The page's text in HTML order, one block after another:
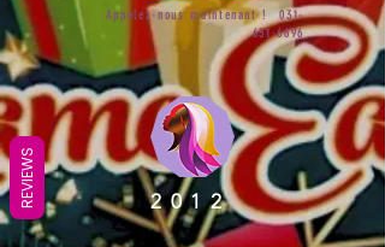
Appelez-nous maintenant !031-
651-6696
2012
REVIEWS